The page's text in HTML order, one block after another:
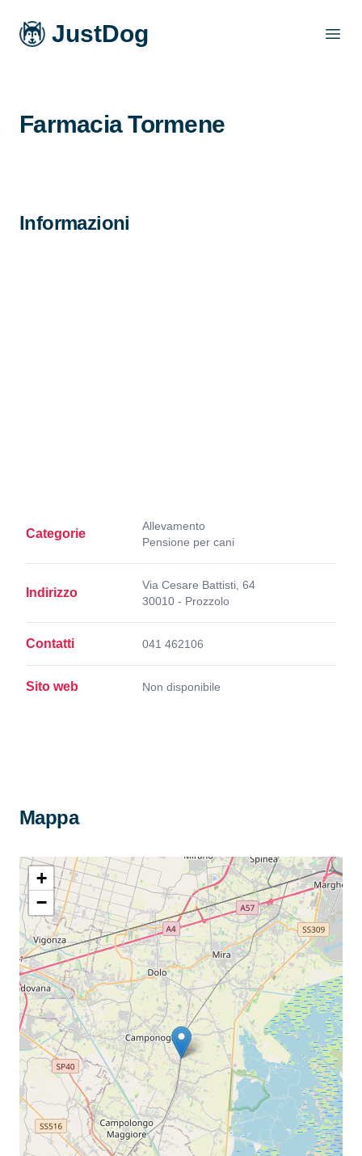
JustDog
Farmacia Tormene
Informazioni
Categorie
Allevamento
Pensione per cani
Indirizzo
Via Cesare Battisti, 64
30010 - Prozzolo
Contatti 041 462106
Sito web Non disponibile
Mappa
+
−